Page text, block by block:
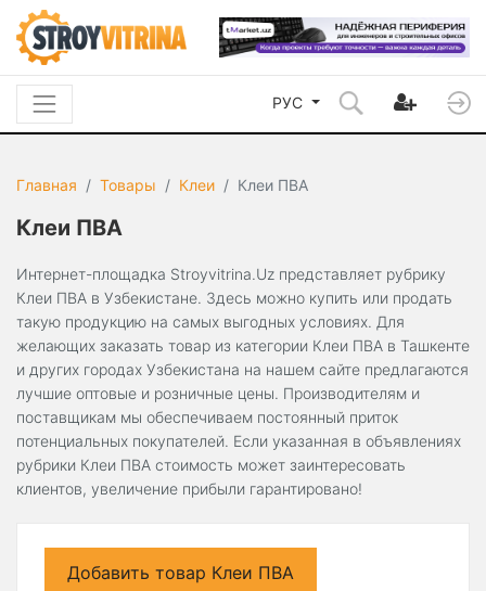
РУС
Главная Товары Клеи Клеи ПВА
Клеи ПВА
Интернет-площадка Stroyvitrina.Uz представляет рубрику
Клеи ПВА в Узбекистане. Здесь можно купить или продать
такую продукцию на самых выгодных условиях. Для
желающих заказать товар из категории Клеи ПВА в Ташкенте
и других городах Узбекистана на нашем сайте предлагаются
лучшие оптовые и розничные цены. Производителям и
поставщикам мы обеспечиваем постоянный приток
потенциальных покупателей. Если указанная в объявлениях
рубрики Клеи ПВА стоимость может заинтересовать
клиентов, увеличение прибыли гарантировано!
Добавить товар Клеи ПВА